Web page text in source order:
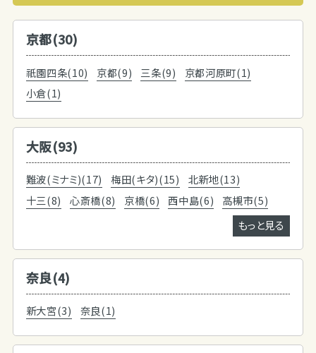
京都(30)
祇園四条(10) 京都(9) 三条(9)
京都河原町(1)
小倉(1)
大阪(93)
難波(ミナミ)(17) 梅田(キタ)(15)
北新地(13)
十三(8)
心斎橋(8) 京橋(6) 西中島(6)
高槻市(5)
もっと見る
奈良(4)
新大宮(3) 奈良(1)